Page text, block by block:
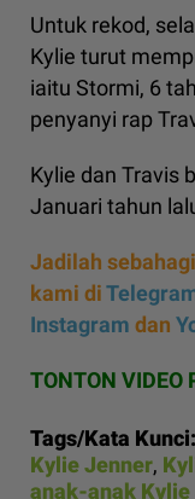
Untuk rekod,
Kylie turut
iaitu Stormi, 6
penyanyi rap
Kylie dan Travis
Januari tahun
Jadilah
kami di
Instagram dan
TONTON VIDEO
Tags/Kata Kunci:
Kylie Jenner,
anak-anak Kylie